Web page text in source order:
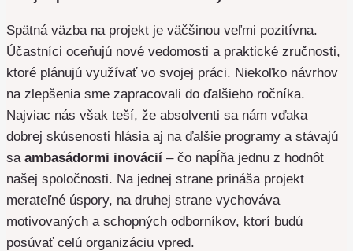
Spätná väzba na projekt je väčšinou veľmi pozitívna.
Účastníci oceňujú nové vedomosti a praktické zručnosti,
ktoré plánujú využívať vo svojej práci. Niekoľko návrhov
na zlepšenia sme zapracovali do ďalšieho ročníka.
Najviac nás však teší, že absolventi sa nám vďaka
dobrej skúsenosti hlásia aj na ďalšie programy a stávajú
sa ambasádormi inovácií – čo napĺňa jednu z hodnôt
našej spoločnosti. Na jednej strane prináša projekt
merateľné úspory, na druhej strane vychováva
motivovaných a schopných odborníkov, ktorí budú
posúvať celú organizáciu vpred.